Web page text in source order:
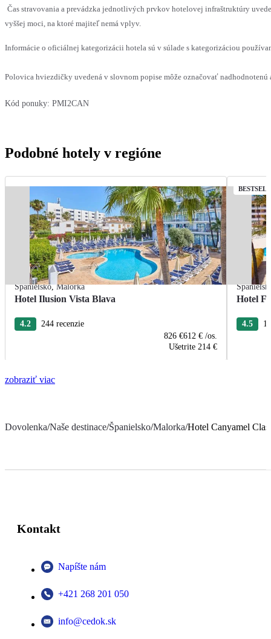
Čas stravovania a prevádzka jednotlivých prvkov hotelovej infraštruktúry
vyššej moci, na ktoré majiteľ nemá vplyv.
Informácie o oficiálnej kategorizácii hotela sú v súlade s kategorizáciou
Polovica hviezdičky uvedená v slovnom popise môže označovať
Kód ponuky: PMI2CAN
Podobné hotely v regióne
Španielsko,Malorka
Hotel Ilusion Vista Blava
4.2
244 recenzie
826 €612 € /os.
Ušetrite 214 €
Hotel
4.5
zobraziť viac
Dovolenka/Naše destinace/Španielsko/Malorka/Hotel Canyamel
Kontakt
Napíšte nám
+421 268 201 050
info@cedok.sk